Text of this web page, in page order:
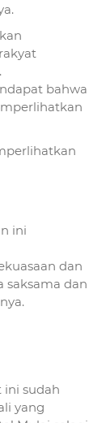
bahwa
ini
dan
saksama dan
ini sudah
yang